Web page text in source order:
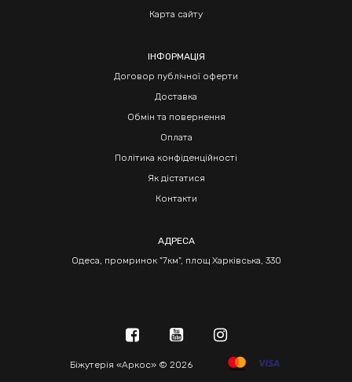
Карта сайту
ІНФОРМАЦІЯ
Договор публічної оферти
Доставка
Обмін та повернення
Оплата
Політика конфіденційності
Як дістатися
Контакти
АДРЕСА
Одеса, промринок "7км", площ Харківська, 330
Біжутерія «Аркос» © 2026